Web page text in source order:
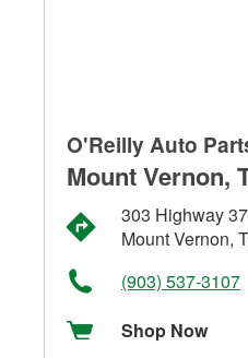
O'Reilly Auto
Mount Vernon,
303 Highway 37
Mount Vernon,
(903) 537-3107
Shop Now